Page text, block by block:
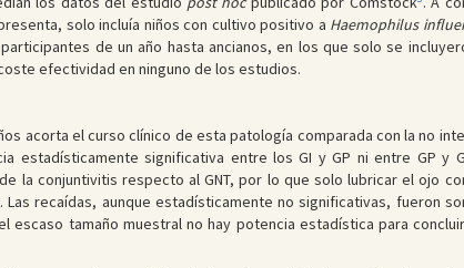
solo incluía niños con cultivo positivo a Haemophilus
de un año hasta ancianos, en los que solo se
efectividad en ninguno de los estudios.
acorta el curso clínico de esta patología comparada con la no
estadísticamente significativa entre los GI y GP ni entre GP y
la conjuntivitis respecto al GNT, por lo que solo lubricar el ojo
recaídas, aunque estadísticamente no significativas, fueron
escaso tamaño muestral no hay potencia estadística para